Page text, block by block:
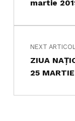
martie
NEXT ARTICOL
ZIUA
25 MARTIE